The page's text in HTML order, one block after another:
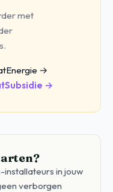
met
→
→
in jouw
verborgen